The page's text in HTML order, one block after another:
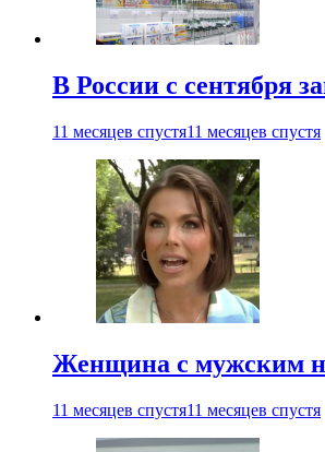
В России с сентября
11 месяцев спустя11 месяцев спустя
Женщина с мужским
11 месяцев спустя11 месяцев спустя